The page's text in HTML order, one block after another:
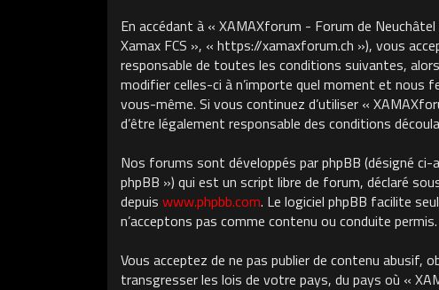
En accédant à « XAMAXforum - Forum de
Xamax FCS », « https://xamaxforum.ch »), vous
responsable de toutes les conditions suivantes,
modifier celles-ci à n’importe quel moment et nous
vous-même. Si vous continuez d’utiliser «
d’être légalement responsable des conditions
Nos forums sont développés par phpBB (désigné
phpBB ») qui est un script libre de forum, déclaré
depuis www.phpbb.com. Le logiciel phpBB facilite
n’acceptons pas comme contenu ou conduite
Vous acceptez de ne pas publier de contenu
transgresser les lois de votre pays, du pays où «